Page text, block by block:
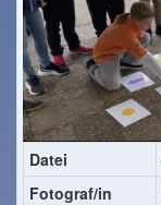
Datei
Fotograf/in